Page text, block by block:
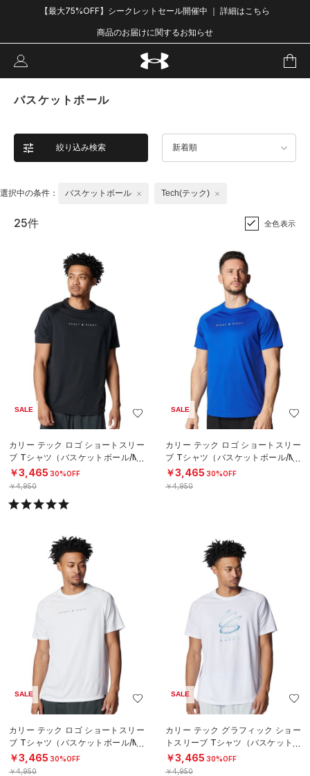
【最大75%OFF】シークレットセール開催中 ｜ 詳細はこちら
商品のお届けに関するお知らせ
バスケットボール
絞り込み検索 新着順
選択中の条件： バスケットボール Tech(テック)
25件 全色表示
SALE
カリー テック ロゴ ショートスリー
ブ Tシャツ（バスケットボール/ME
N）
￥3,465 30%OFF
￥4,950
SALE
カリー テック ロゴ ショートスリー
ブ Tシャツ（バスケットボール/ME
N）
￥3,465 30%OFF
￥4,950
SALE
カリー テック ロゴ ショートスリー
ブ Tシャツ（バスケットボール/ME
N）
￥3,465 30%OFF
￥4,950
SALE
カリー テック グラフィック ショー
トスリーブ Tシャツ（バスケットボ
ール/MEN）
￥3,465 30%OFF
￥4,950